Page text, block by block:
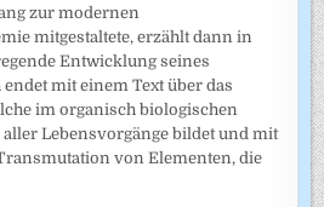
zur modernen
mitgestaltete, erzählt dann in
Entwicklung seines
mit einem Text über das
im organisch biologischen
Lebensvorgänge bildet und mit
von Elementen, die